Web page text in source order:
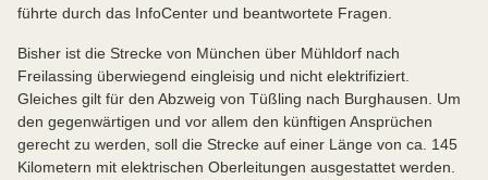
führte durch das InfoCenter und beantwortete Fragen.
Bisher ist die Strecke von München über Mühldorf nach
Freilassing überwiegend eingleisig und nicht elektrifiziert.
Gleiches gilt für den Abzweig von Tüßling nach Burghausen. Um
den gegenwärtigen und vor allem den künftigen Ansprüchen
gerecht zu werden, soll die Strecke auf einer Länge von ca. 145
Kilometern mit elektrischen Oberleitungen ausgestattet werden.